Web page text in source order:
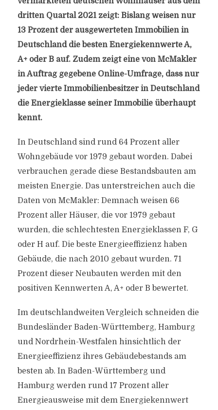
dritten Quartal 2021 zeigt: Bislang weisen nur
13 Prozent der ausgewerteten Immobilien in
Deutschland die besten Energiekennwerte A,
A+ oder B auf. Zudem zeigt eine von McMakler
in Auftrag gegebene Online-Umfrage, dass nur
jeder vierte Immobilienbesitzer in Deutschland
die Energieklasse seiner Immobilie überhaupt
kennt.
In Deutschland sind rund 64 Prozent aller
Wohngebäude vor 1979 gebaut worden. Dabei
verbrauchen gerade diese Bestandsbauten am
meisten Energie. Das unterstreichen auch die
Daten von McMakler: Demnach weisen 66
Prozent aller Häuser, die vor 1979 gebaut
wurden, die schlechtesten Energieklassen F, G
oder H auf. Die beste Energieeffizienz haben
Gebäude, die nach 2010 gebaut wurden. 71
Prozent dieser Neubauten werden mit den
positiven Kennwerten A, A+ oder B bewertet.
Im deutschlandweiten Vergleich schneiden die
Bundesländer Baden-Württemberg, Hamburg
und Nordrhein-Westfalen hinsichtlich der
Energieeffizienz ihres Gebäudebestands am
besten ab. In Baden-Württemberg und
Hamburg werden rund 17 Prozent aller
Energieausweise mit dem Energiekennwert